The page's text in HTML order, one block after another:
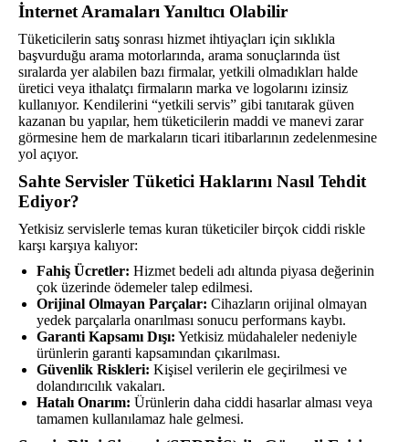
İnternet Aramaları Yanıltıcı Olabilir
Tüketicilerin satış sonrası hizmet ihtiyaçları için sıklıkla
başvurduğu arama motorlarında, arama sonuçlarında üst
sıralarda yer alabilen bazı firmalar, yetkili olmadıkları halde
üretici veya ithalatçı firmaların marka ve logolarını izinsiz
kullanıyor. Kendilerini “yetkili servis” gibi tanıtarak güven
kazanan bu yapılar, hem tüketicilerin maddi ve manevi zarar
görmesine hem de markaların ticari itibarlarının zedelenmesine
yol açıyor.
Sahte Servisler Tüketici Haklarını Nasıl Tehdit
Ediyor?
Yetkisiz servislerle temas kuran tüketiciler birçok ciddi riskle
karşı karşıya kalıyor:
Fahiş Ücretler: Hizmet bedeli adı altında piyasa değerinin
çok üzerinde ödemeler talep edilmesi.
Orijinal Olmayan Parçalar: Cihazların orijinal olmayan
yedek parçalarla onarılması sonucu performans kaybı.
Garanti Kapsamı Dışı: Yetkisiz müdahaleler nedeniyle
ürünlerin garanti kapsamından çıkarılması.
Güvenlik Riskleri: Kişisel verilerin ele geçirilmesi ve
dolandırıcılık vakaları.
Hatalı Onarım: Ürünlerin daha ciddi hasarlar alması veya
tamamen kullanılamaz hale gelmesi.